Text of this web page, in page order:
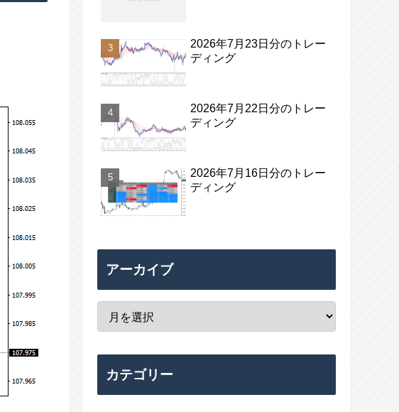
2026年7月23日分のトレー
ディング
2026年7月22日分のトレー
ディング
2026年7月16日分のトレー
ディング
アーカイブ
カテゴリー